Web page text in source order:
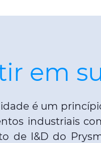
em
é um
industriais
de I&D do